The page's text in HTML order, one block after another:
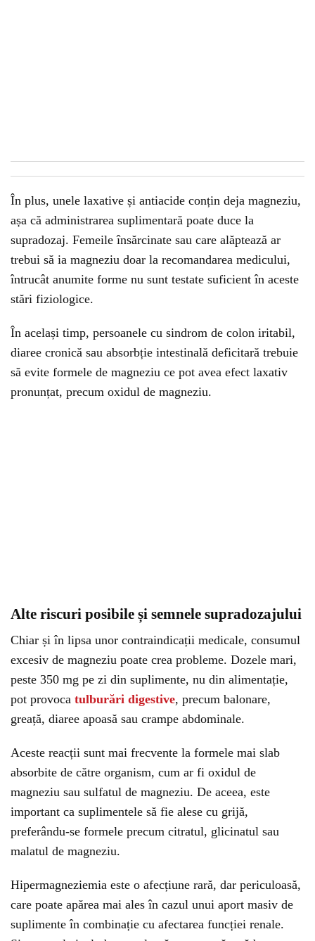
În plus, unele laxative și antiacide conțin deja magneziu,
așa că administrarea suplimentară poate duce la
supradozaj. Femeile însărcinate sau care alăptează ar
trebui să ia magneziu doar la recomandarea medicului,
întrucât anumite forme nu sunt testate suficient în aceste
stări fiziologice.
În același timp, persoanele cu sindrom de colon iritabil,
diaree cronică sau absorbție intestinală deficitară trebuie
să evite formele de magneziu ce pot avea efect laxativ
pronunțat, precum oxidul de magneziu.
Alte riscuri posibile și semnele supradozajului
Chiar și în lipsa unor contraindicații medicale, consumul
excesiv de magneziu poate crea probleme. Dozele mari,
peste 350 mg pe zi din suplimente, nu din alimentație,
pot provoca tulburări digestive, precum balonare,
greață, diaree apoasă sau crampe abdominale.
Aceste reacții sunt mai frecvente la formele mai slab
absorbite de către organism, cum ar fi oxidul de
magneziu sau sulfatul de magneziu. De aceea, este
important ca suplimentele să fie alese cu grijă,
preferându-se formele precum citratul, glicinatul sau
malatul de magneziu.
Hipermagneziemia este o afecțiune rară, dar periculoasă,
care poate apărea mai ales în cazul unui aport masiv de
suplimente în combinație cu afectarea funcției renale.